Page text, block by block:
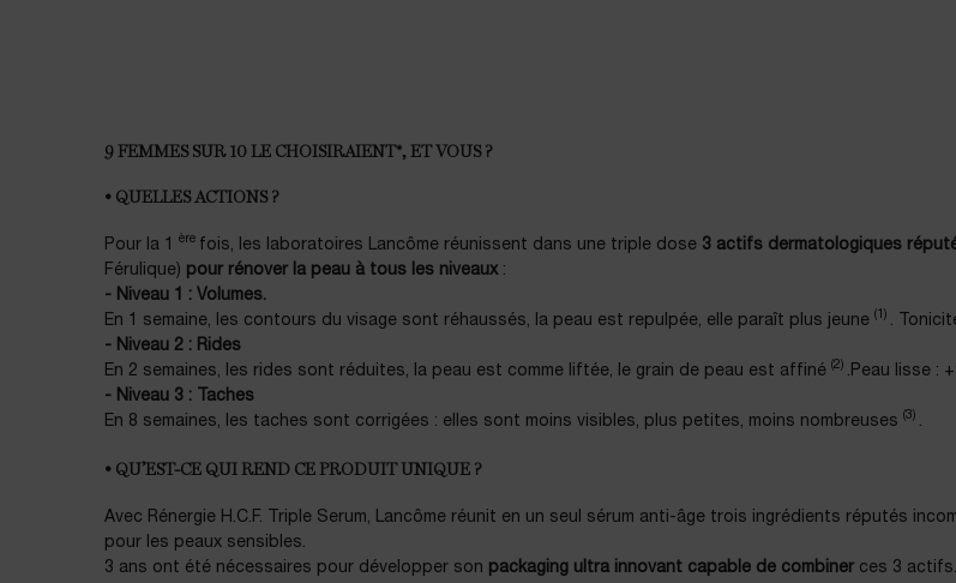
9 FEMMES SUR 10 LE CHOISIRAIENT*, ET VOUS ?
• QUELLES ACTIONS ?
Pour la 1 ère fois, les laboratoires Lancôme réunissent dans une triple dose 3 actifs dermatologiques
Férulique) pour rénover la peau à tous les niveaux :
- Niveau 1 : Volumes.
En 1 semaine, les contours du visage sont réhaussés, la peau est repulpée, elle paraît plus jeune (1) .
- Niveau 2 : Rides
En 2 semaines, les rides sont réduites, la peau est comme liftée, le grain de peau est affiné (2) .Peau lisse :
- Niveau 3 : Taches
En 8 semaines, les taches sont corrigées : elles sont moins visibles, plus petites, moins nombreuses (3)
• QU’EST-CE QUI REND CE PRODUIT UNIQUE ?
Avec Rénergie H.C.F. Triple Serum, Lancôme réunit en un seul sérum anti-âge trois ingrédients réputés
pour les peaux sensibles.
3 ans ont été nécessaires pour développer son packaging ultra innovant capable de combiner ces 3